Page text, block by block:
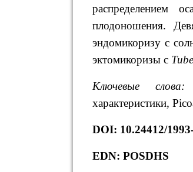
распределением
плодоношения.
эндомикоризу с
эктомикоризы с
Ключевые слова:
характеристики,
DOI: 10.24412/
EDN: POSDHS